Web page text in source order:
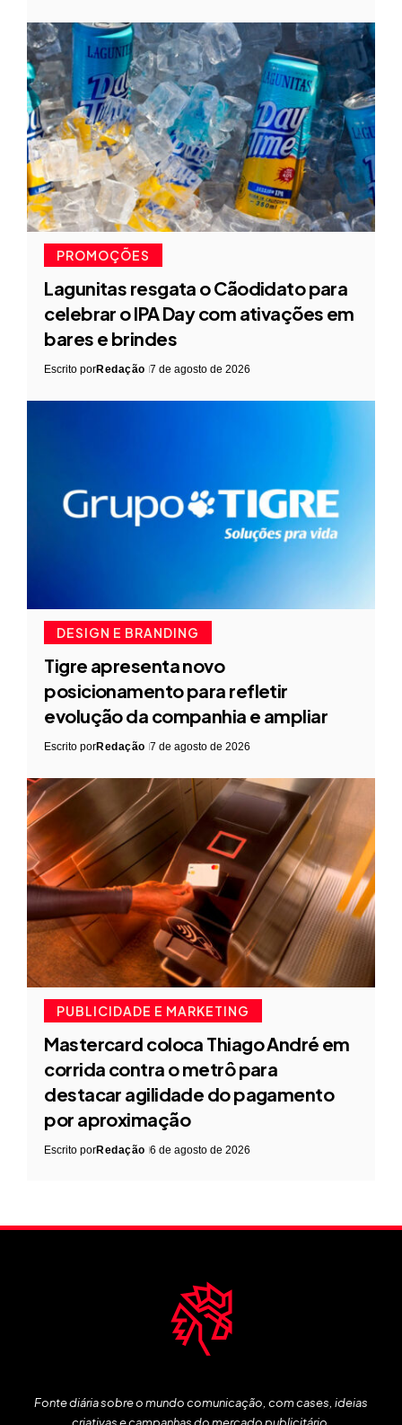
PROMOÇÕES
Lagunitas resgata o Cãodidato para
celebrar o IPA Day com ativações em
bares e brindes
Escrito porRedação 7 de agosto de 2026
DESIGN E BRANDING
Tigre apresenta novo
posicionamento para refletir
evolução da companhia e ampliar
Escrito porRedação 7 de agosto de 2026
PUBLICIDADE E MARKETING
Mastercard coloca Thiago André em
corrida contra o metrô para
destacar agilidade do pagamento
por aproximação
Escrito porRedação 6 de agosto de 2026
Fonte diária sobre o mundo comunicação, com cases, ideias
criativas e campanhas do mercado publicitário.